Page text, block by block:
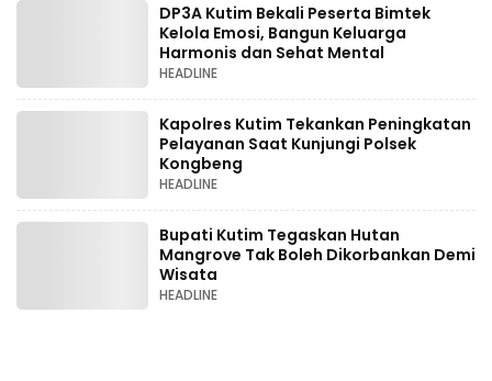
DP3A Kutim Bekali Peserta Bimtek
Kelola Emosi, Bangun Keluarga
Harmonis dan Sehat Mental
HEADLINE
Kapolres Kutim Tekankan Peningkatan
Pelayanan Saat Kunjungi Polsek
Kongbeng
HEADLINE
Bupati Kutim Tegaskan Hutan
Mangrove Tak Boleh Dikorbankan Demi
Wisata
HEADLINE